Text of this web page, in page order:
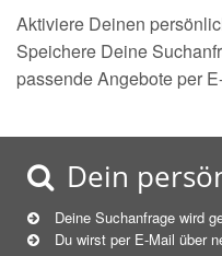
Aktiviere Deinen
Speichere Deine
passende Angebote per
Dein
Deine Suchanfrage wird
Du wirst per E-Mail über